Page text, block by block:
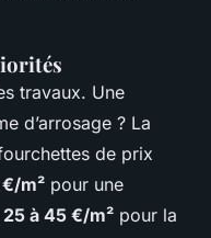
travaux. Une
d’arrosage ? La
de prix
m² pour une
25 à 45 €/m² pour la